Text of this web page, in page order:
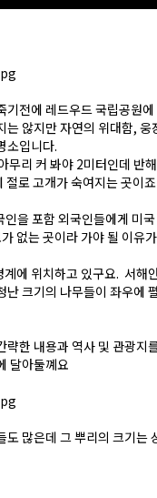
전에 레드우드 국립공원
않지만 자연의 위대함,
소입니다.
무리 커 봐야 2미터인데 반
로 고개가 숙여지는 곳이죠
을 포함 외국인들에게 미
없는 곳이라 가야 될 이유
에 위치하고 있구요. 서해
난 크기의 나무들이 좌우에
략한 내용과 역사 및 관광지
달아둘꼐요
도 많은데 그 뿌리의 크기는